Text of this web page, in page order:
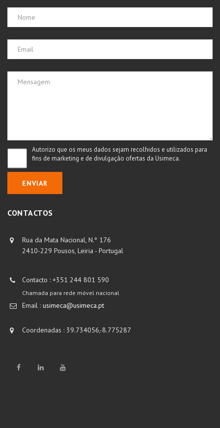
Autorizo que os meus dados sejam recolhidos e utilizados para
fins de marketing e de divulgação ofertas da Usimeca.
ENVIAR
CONTACTOS
Rua da Mata Nacional, N.º 176
2410-229 Pousos, Leiria - Portugal
Contacto : +351 244 801 590
Chamada para rede móvel nacional
Email : usimeca@usimeca.pt
Coordenadas : 39.734056,-8.775287